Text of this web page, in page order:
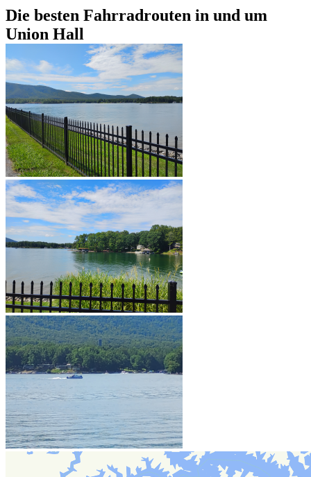
Die besten Fahrradrouten in und um
Union Hall